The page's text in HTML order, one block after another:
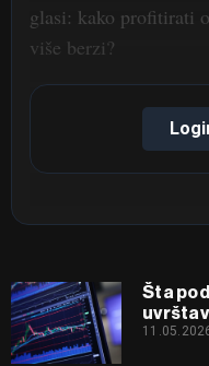
glasi: kako profitirati
više berzi?
Šta